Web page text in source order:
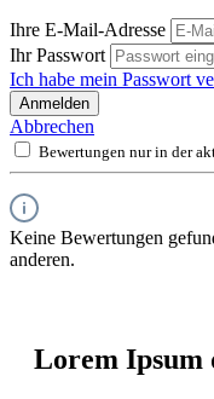
Ihre E-Mail-Adresse
Ihr Passwort
Ich habe mein Passwort
Anmelden
Abbrechen
Bewertungen nur in der
Keine Bewertungen
anderen.
Lorem Ipsum